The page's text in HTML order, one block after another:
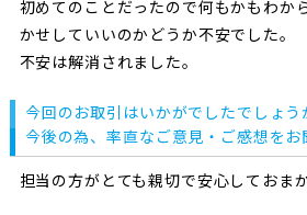
初めてのことだったので何もかもわか
かせしていいのかどうか不安でした。
不安は解消されました。
今回のお取引はいかがでしたでしょう
今後の為、率直なご意見・ご感想をお
担当の方がとても親切で安心しておま